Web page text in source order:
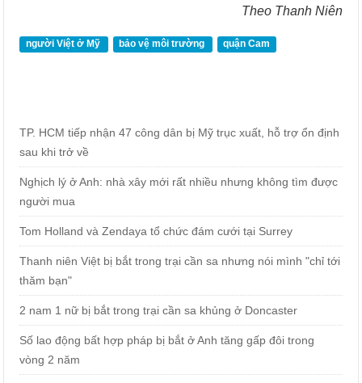
Theo Thanh Niên
người Việt ở Mỹ bảo vệ môi trường quận Cam
TP. HCM tiếp nhận 47 công dân bị Mỹ trục xuất, hỗ trợ ổn định
sau khi trở về
Nghịch lý ở Anh: nhà xây mới rất nhiều nhưng không tìm được
người mua
Tom Holland và Zendaya tổ chức đám cưới tại Surrey
Thanh niên Việt bị bắt trong trại cần sa nhưng nói mình "chỉ tới
thăm bạn"
2 nam 1 nữ bị bắt trong trại cần sa khủng ở Doncaster
Số lao động bất hợp pháp bị bắt ở Anh tăng gấp đôi trong
vòng 2 năm